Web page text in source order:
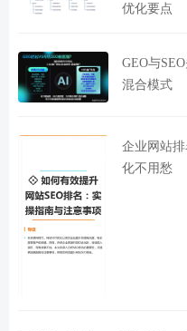
优化要点
GEO与
混合模式
企业网站
化不用愁